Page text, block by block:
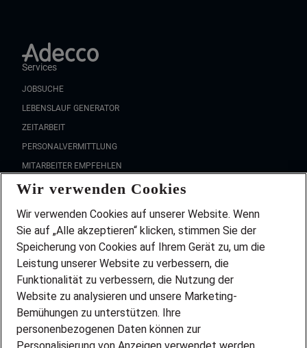
Services
JOBSUCHE
LEBENSLAUF GENERATOR
ZEITARBEIT
PERSONALVERMITTLUNG
MITARBEITER EMPFEHLEN
FAQ
Wir stellen ein!
DEINE BERUFSGRUPPE
DEINE LEBENSSITUATION
PARTNERSHIP WITH AIRBUS
INITIATIV BEWERBEN
ÜBER UNS
Wir verwenden Cookies
Wir verwenden Cookies auf unserer Website. Wenn
Sie auf „Alle akzeptieren“ klicken, stimmen Sie der
Speicherung von Cookies auf Ihrem Gerät zu, um die
Leistung unserer Website zu verbessern, die
Funktionalität zu verbessern, die Nutzung der
Website zu analysieren und unsere Marketing-
Bemühungen zu unterstützen. Ihre
personenbezogenen Daten können zur